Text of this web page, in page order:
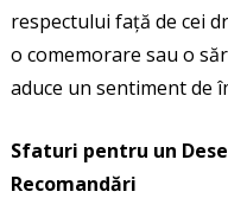
respectului față de cei
o comemorare sau o
aduce un sentiment de
Sfaturi pentru un
Recomandări